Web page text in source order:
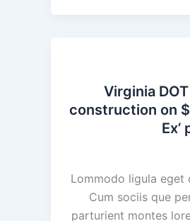
Virginia
construction on
Lommodo ligula eget
Cum sociis que
parturient montes